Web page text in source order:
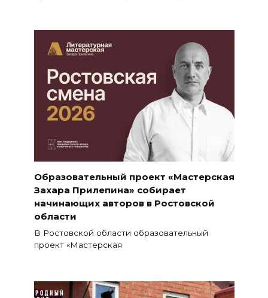
Образовательный проект «Мастерская
Захара Прилепина» собирает
начинающих авторов в Ростовской
области
В Ростовской области образовательный
проект «Мастерская